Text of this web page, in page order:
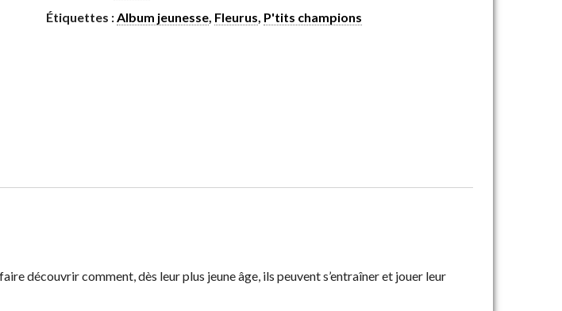
Étiquettes :Album jeunesse, Fleurus, P'tits champions
découvrir comment, dès leur plus jeune âge, ils peuvent s’entraîner et jouer leur